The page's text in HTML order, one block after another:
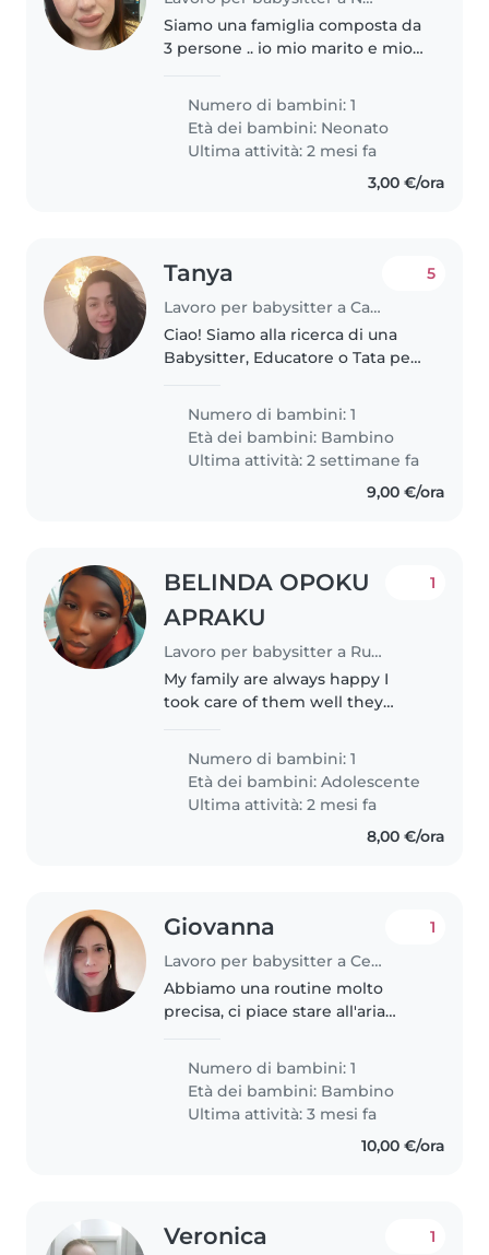
Siamo una famiglia composta da
3 persone .. io mio marito e mio
entrambi e mi serve una mano
con il bimbo che vuole giocare
sempre non piange mai molto..
Numero di bambini: 1
Età dei bambini: Neonato
Ultima attività: 2 mesi fa
3,00 €/ora
Tanya
Lavoro per babysitter a Cadelbosco di Sopra
5
Ciao! Siamo alla ricerca di una
Babysitter, Educatore o Tata per
figlio non parla ancora e
presenta tutti quei
comportamenti difficili da
gestire che..
Numero di bambini: 1
Età dei bambini: Bambino
Ultima attività: 2 settimane fa
9,00 €/ora
BELINDA OPOKU
APRAKU
Lavoro per babysitter a Rubiera
1
My family are always happy I
took care of them well they
Numero di bambini: 1
Età dei bambini:Adolescente
Ultima attività: 2 mesi fa
8,00 €/ora
Giovanna
Lavoro per babysitter a Certaldo
1
Abbiamo una routine molto
precisa, ci piace stare all'aria
e al parco. Abbiamo poche
regole ma ben chiare: no
schermi, no zuccheri, no fumo.
Prediligo..
Numero di bambini: 1
Età dei bambini: Bambino
Ultima attività: 3 mesi fa
10,00 €/ora
Veronica 1